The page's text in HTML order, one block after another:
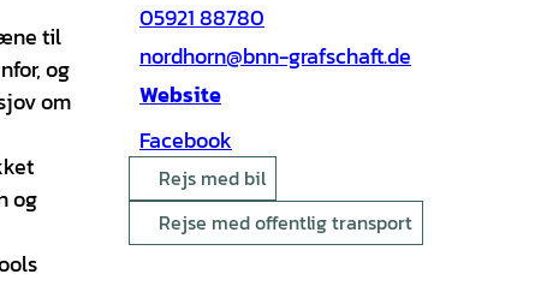
til
og
om
og
05921 88780
nordhorn@bnn-grafschaft.de
Website
Facebook
Rejs med bil
Rejse med offentlig transport